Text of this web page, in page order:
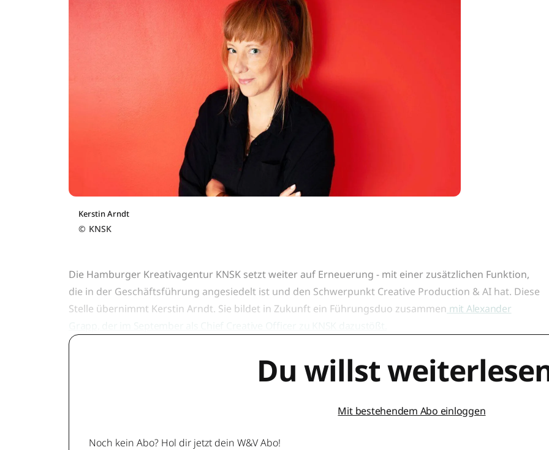
Kerstin Arndt
© KNSK
Die Hamburger Kreativagentur KNSK setzt weiter auf Erneuerung - mit einer zusätzlichen Funktion,
die in der Geschäftsführung angesiedelt ist und den Schwerpunkt Creative Production & AI hat. Diese
Stelle übernimmt Kerstin Arndt. Sie bildet in Zukunft ein Führungsduo zusammen mit Alexander
Du willst
Mit bestehendem Abo einloggen
Noch kein Abo? Hol dir jetzt dein W&V Abo!